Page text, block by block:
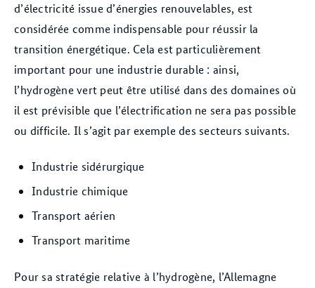
d’électricité issue d’énergies renouvelables, est
considérée comme indispensable pour réussir la
transition énergétique. Cela est particulièrement
important pour une industrie durable : ainsi,
l’hydrogène vert peut être utilisé dans des domaines où
il est prévisible que l’électrification ne sera pas possible
ou difficile. Il s’agit par exemple des secteurs suivants.
Industrie sidérurgique
Industrie chimique
Transport aérien
Transport maritime
Pour sa stratégie relative à l’hydrogène, l’Allemagne